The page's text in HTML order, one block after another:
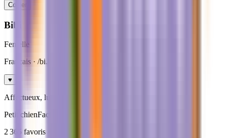
Copier
Bibi
Femelle
Francais · /bi.bi/
♥
Affectueux, ludique, parfait pour petit gabarit.
Petit chienFacile
2 365 favoris · ideal